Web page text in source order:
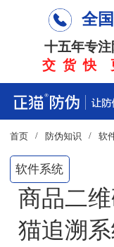
全
十五年专
交 货 快
首页 / 防伪知识 / 软
软件系统
商品二
猫追溯